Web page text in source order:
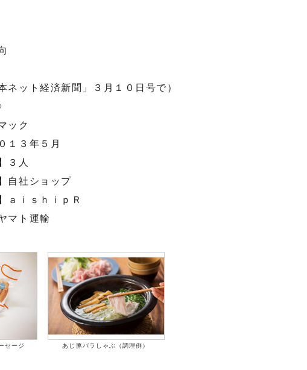
ネット経済新聞」３月１０日号で）
ック
１３年５月
３人
自社ショップ
ａｉｓｈｉｐＲ
マト運輸
セージ
あじ豚バラしゃぶ（調理例）